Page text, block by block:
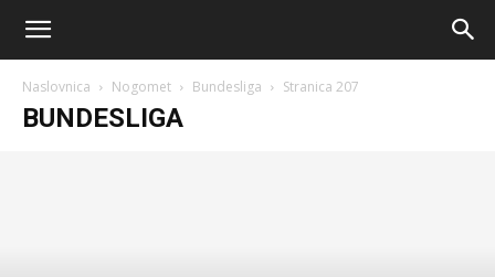
Sport
Naslovnica Nogomet Bundesliga Stranica 207
BUNDESLIGA